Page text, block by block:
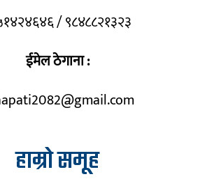
/ ९८४८८२१३२३
ईमेल ठेगाना :
हाम्रो समूह